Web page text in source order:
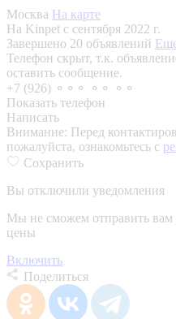
Москва На карте
На Kinpet c сентября 2022 г.
Завершено 20 объявлений
Телефон скрыт, т.к.
оставить сообщение.
+7 (926) ⚬⚬⚬ ⚬⚬ ⚬⚬
Показать телефон
Написать
Внимание: Перед
пожалуйста, ознакомьтесь с
Сохранить
Вы отключили уведомления
Мы не сможем отправить вам
цены
Включить
Поделиться